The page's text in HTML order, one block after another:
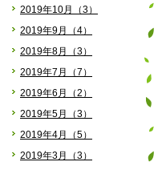
2019年10月（3）
2019年9月（4）
2019年8月（3）
2019年7月（7）
2019年6月（2）
2019年5月（3）
2019年4月（5）
2019年3月（3）